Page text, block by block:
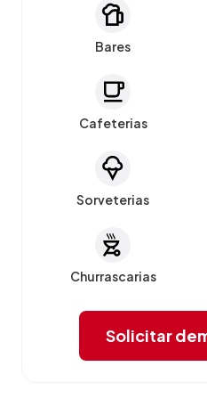
Bares
Cafeterias
Sorveterias
Churrascarias
Solicitar